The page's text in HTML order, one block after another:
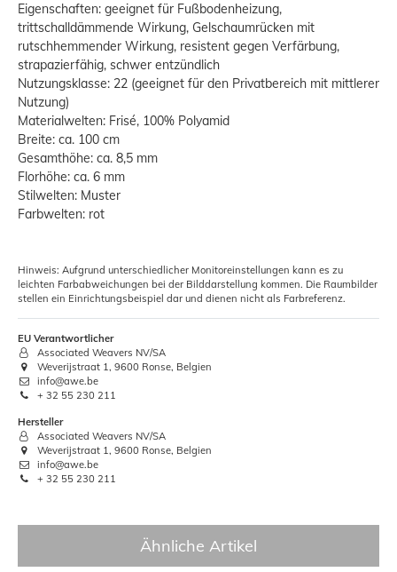
Eigenschaften: geeignet für Fußbodenheizung,
trittschalldämmende Wirkung, Gelschaumrücken mit
rutschhemmender Wirkung, resistent gegen Verfärbung,
strapazierfähig, schwer entzündlich
Nutzungsklasse: 22 (geeignet für den Privatbereich mit mittlerer
Nutzung)
Materialwelten: Frisé, 100% Polyamid
Breite: ca. 100 cm
Gesamthöhe: ca. 8,5 mm
Florhöhe: ca. 6 mm
Stilwelten: Muster
Farbwelten: rot
Hinweis: Aufgrund unterschiedlicher Monitoreinstellungen kann es zu
leichten Farbabweichungen bei der Bilddarstellung kommen. Die Raumbilder
stellen ein Einrichtungsbeispiel dar und dienen nicht als Farbreferenz.
EU Verantwortlicher
Associated Weavers NV/SA
Weverijstraat 1, 9600 Ronse, Belgien
info@awe.be
+ 32 55 230 211
Hersteller
Associated Weavers NV/SA
Weverijstraat 1, 9600 Ronse, Belgien
info@awe.be
+ 32 55 230 211
Ähnliche Artikel